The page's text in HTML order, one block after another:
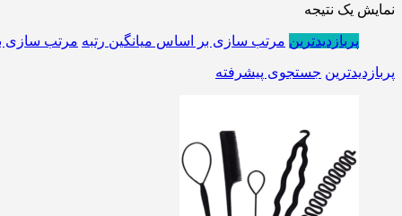
نمایش یک نتیجه
پربازدیدترین مرتب سازی بر اساس میانگین رتبه مرتب سازی
پربازدیدترین جستجوی پیشرفته